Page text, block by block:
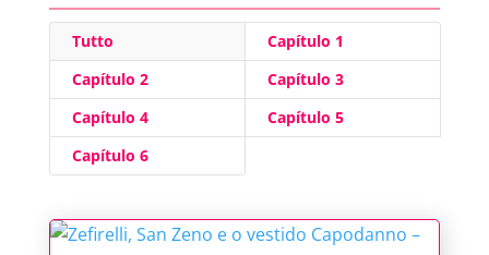
Tutto
Capítulo 1
Capítulo 2
Capítulo 3
Capítulo 4
Capítulo 5
Capítulo 6